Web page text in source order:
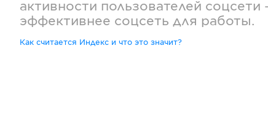
активности пользователей
эффективнее соцсеть для работы.
Как считается Индекс и что это значит?